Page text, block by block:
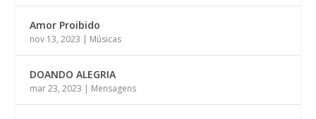
Amor Proibido
nov 13, 2023 | Músicas
DOANDO ALEGRIA
mar 23, 2023 | Mensagens